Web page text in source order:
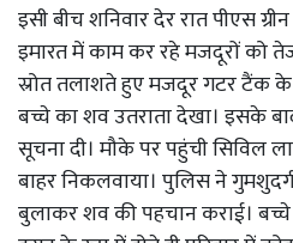
इसी बीच शनिवार देर रात पीएस
इमारत में काम कर रहे मजदूरों को
स्रोत तलाशते हुए मजदूर गटर टैंक के
बच्चे का शव उतराता देखा। इसके
सूचना दी। मौके पर पहुंची सिविल
बाहर निकलवाया। पुलिस ने
बुलाकर शव की पहचान कराई।